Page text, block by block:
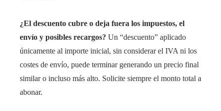
¿El descuento cubre o deja fuera los impuestos, el
envío y posibles recargos? Un “descuento” aplicado
únicamente al importe inicial, sin considerar el IVA ni los
costes de envío, puede terminar generando un precio final
similar o incluso más alto. Solicite siempre el monto total a
abonar.